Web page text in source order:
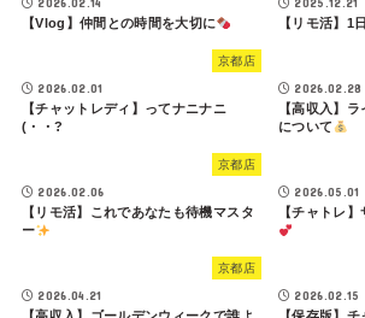
【Vlog】仲間との時間を大切に
【リモ活】1
京都店
2026.02.01
【チャットレディ】ってナニナニ
(・・?
2026.02.28
【高収入】
について
京都店
2026.02.06
【リモ活】これであなたも待機マスタ
ー
2026.05.01
【チャトレ
京都店
2026.04.21
2026.02.15